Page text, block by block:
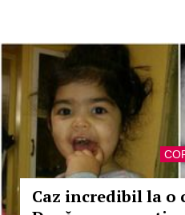
Caz incredibil la o